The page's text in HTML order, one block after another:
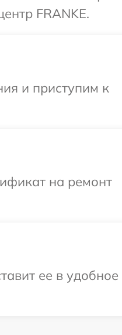
FRANKE.
и приступим к
на ремонт
ее в удобное